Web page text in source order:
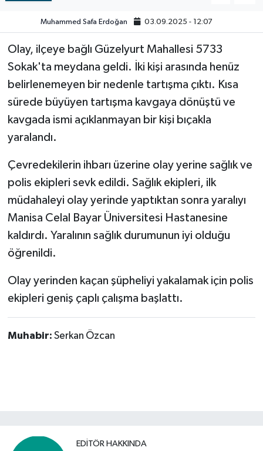
Muhammed Safa Erdoğan 03.09.2025 - 12:07
Olay, ilçeye bağlı Güzelyurt Mahallesi 5733
Sokak'ta meydana geldi. İki kişi arasında henüz
belirlenemeyen bir nedenle tartışma çıktı. Kısa
sürede büyüyen tartışma kavgaya dönüştü ve
kavgada ismi açıklanmayan bir kişi bıçakla
yaralandı.
Çevredekilerin ihbarı üzerine olay yerine sağlık ve
polis ekipleri sevk edildi. Sağlık ekipleri, ilk
müdahaleyi olay yerinde yaptıktan sonra yaralıyı
Manisa Celal Bayar Üniversitesi Hastanesine
kaldırdı. Yaralının sağlık durumunun iyi olduğu
öğrenildi.
Olay yerinden kaçan şüpheliyi yakalamak için polis
ekipleri geniş çaplı çalışma başlattı.
Muhabir: Serkan Özcan
EDITÖR HAKKINDA
Künye
SPOR
Vefat
Video